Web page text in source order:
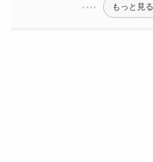
もっと見る